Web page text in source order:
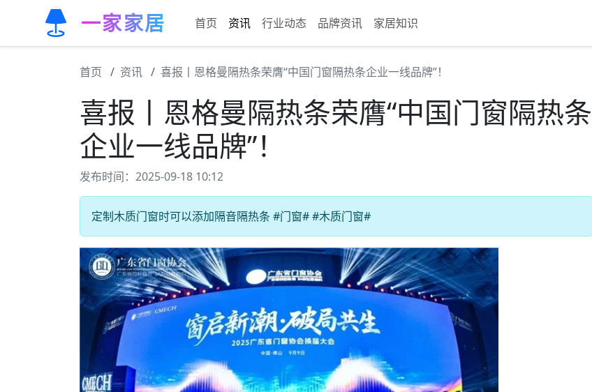
一家家居 首页 资讯 行业动态 品牌资讯 家居知识
首页 资讯 喜报丨恩格曼隔热条荣膺“中国门窗隔热条企业一线品牌”！
喜报丨恩格曼隔热条荣膺“中国门窗隔热条
企业一线品牌”！
发布时间：2025-09-18 10:12
定制木质门窗时可以添加隔音隔热条 #门窗# #木质门窗#